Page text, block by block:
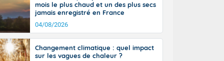
Alpes à
et 20
mois le plus chaud et un des plus secs
jamais enregistré en France
04/08/2026
Changement climatique : quel impact
sur les vagues de chaleur ?